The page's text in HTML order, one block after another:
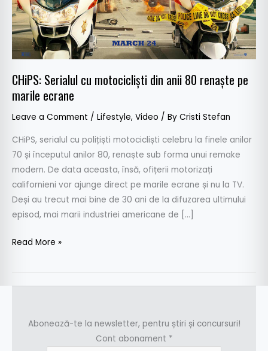
CHiPS: Serialul cu motocicliști din anii 80 renaște pe
marile ecrane
Leave a Comment / Lifestyle, Video / By Cristi Stefan
CHiPS, serialul cu polițiști motocicliști celebru la finele anilor
70 și începutul anilor 80, renaște sub forma unui remake
modern. De data aceasta, însă, ofițerii motorizați
californieni vor ajunge direct pe marile ecrane și nu la TV.
Deși au trecut mai bine de 30 ani de la difuzarea ultimului
episod, mai marii industriei americane de […]
renaște
pe
marile
ecrane
Read More »
Abonează-te la newsletter, pentru știri și concursuri!
Cont abonament *